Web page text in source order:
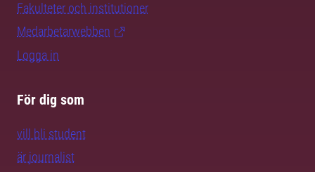
Fakulteter och institutioner
Medarbetarwebben
Logga in
För dig som
vill bli student
är journalist